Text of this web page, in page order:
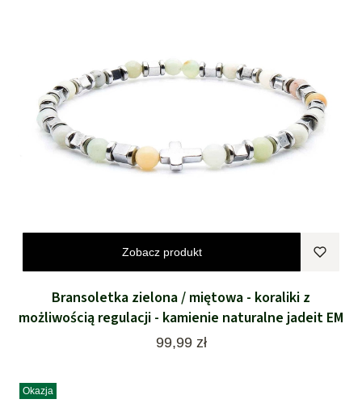
Zobacz produkt
Bransoletka zielona / miętowa - koraliki z
możliwością regulacji - kamienie naturalne jadeit EM
Cena
99,99 zł
Okazja